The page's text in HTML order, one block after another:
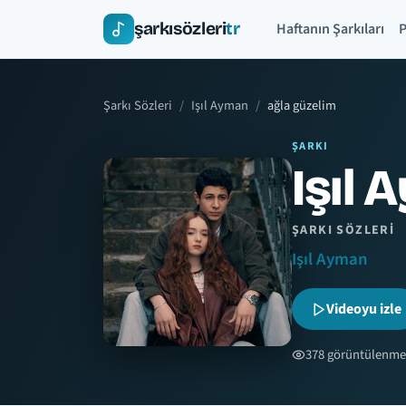
şarkısözleritr Haftanın Şarkıları
Şarkı Sözleri Işıl Ayman ağla güzelim
ŞARKI
Işıl
ŞARKI SÖZLERI
Işıl Ayman
Videoyu izle
378